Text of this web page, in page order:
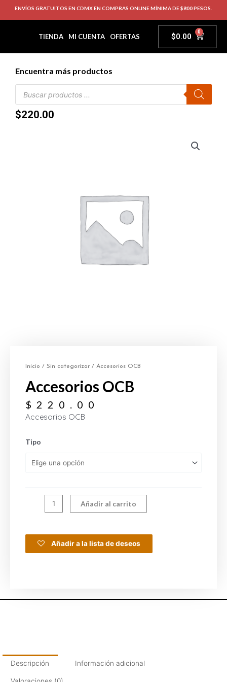
ENVÍOS GRATUITOS EN CDMX EN COMPRAS ONLINE MÍNIMA DE $800 PESOS.
TIENDA MI CUENTA OFERTAS $0.00 0
Encuentra más productos
$220.00
Inicio / Sin categorizar / Accesorios OCB
Accesorios OCB
$ 220.00
Accesorios OCB
Tipo
Añadir al carrito
Añadir a la lista de deseos
Descripción Información adicional